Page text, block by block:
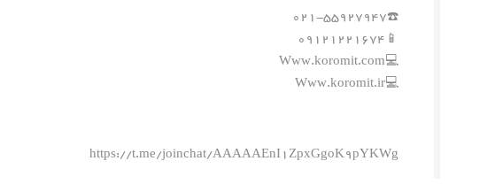
☎️۰۲۱-۵۵۹۲۷۹۴۷
📱۰۹۱۲۱۲۲۱۶۷۴
💻Www.koromit.com
💻Www.koromit.ir
https://t.me/joinchat/AAAAAEnI1ZpxGgoK9pYKWg